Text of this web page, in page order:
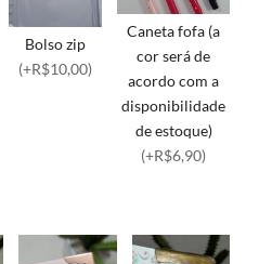
Bolso zip
(+R$10,00)
Caneta fofa (a
cor será de
acordo com a
disponibilidade
de estoque)
(+R$6,90)